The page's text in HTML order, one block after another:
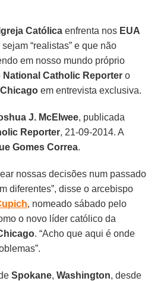
Igreja Católica enfrenta nos EUA
“realistas” e que não
em nosso mundo próprio
National Catholic Reporter o
Chicago em entrevista exclusiva.
J. McElwee, publicada
Reporter, 21-09-2014. A
Gomes Correa.
nossas decisões num passado
diferentes”, disse o arcebispo
, nomeado sábado pelo
o novo líder católico da
. “Acho que aqui é onde
Spokane,Washington, desde